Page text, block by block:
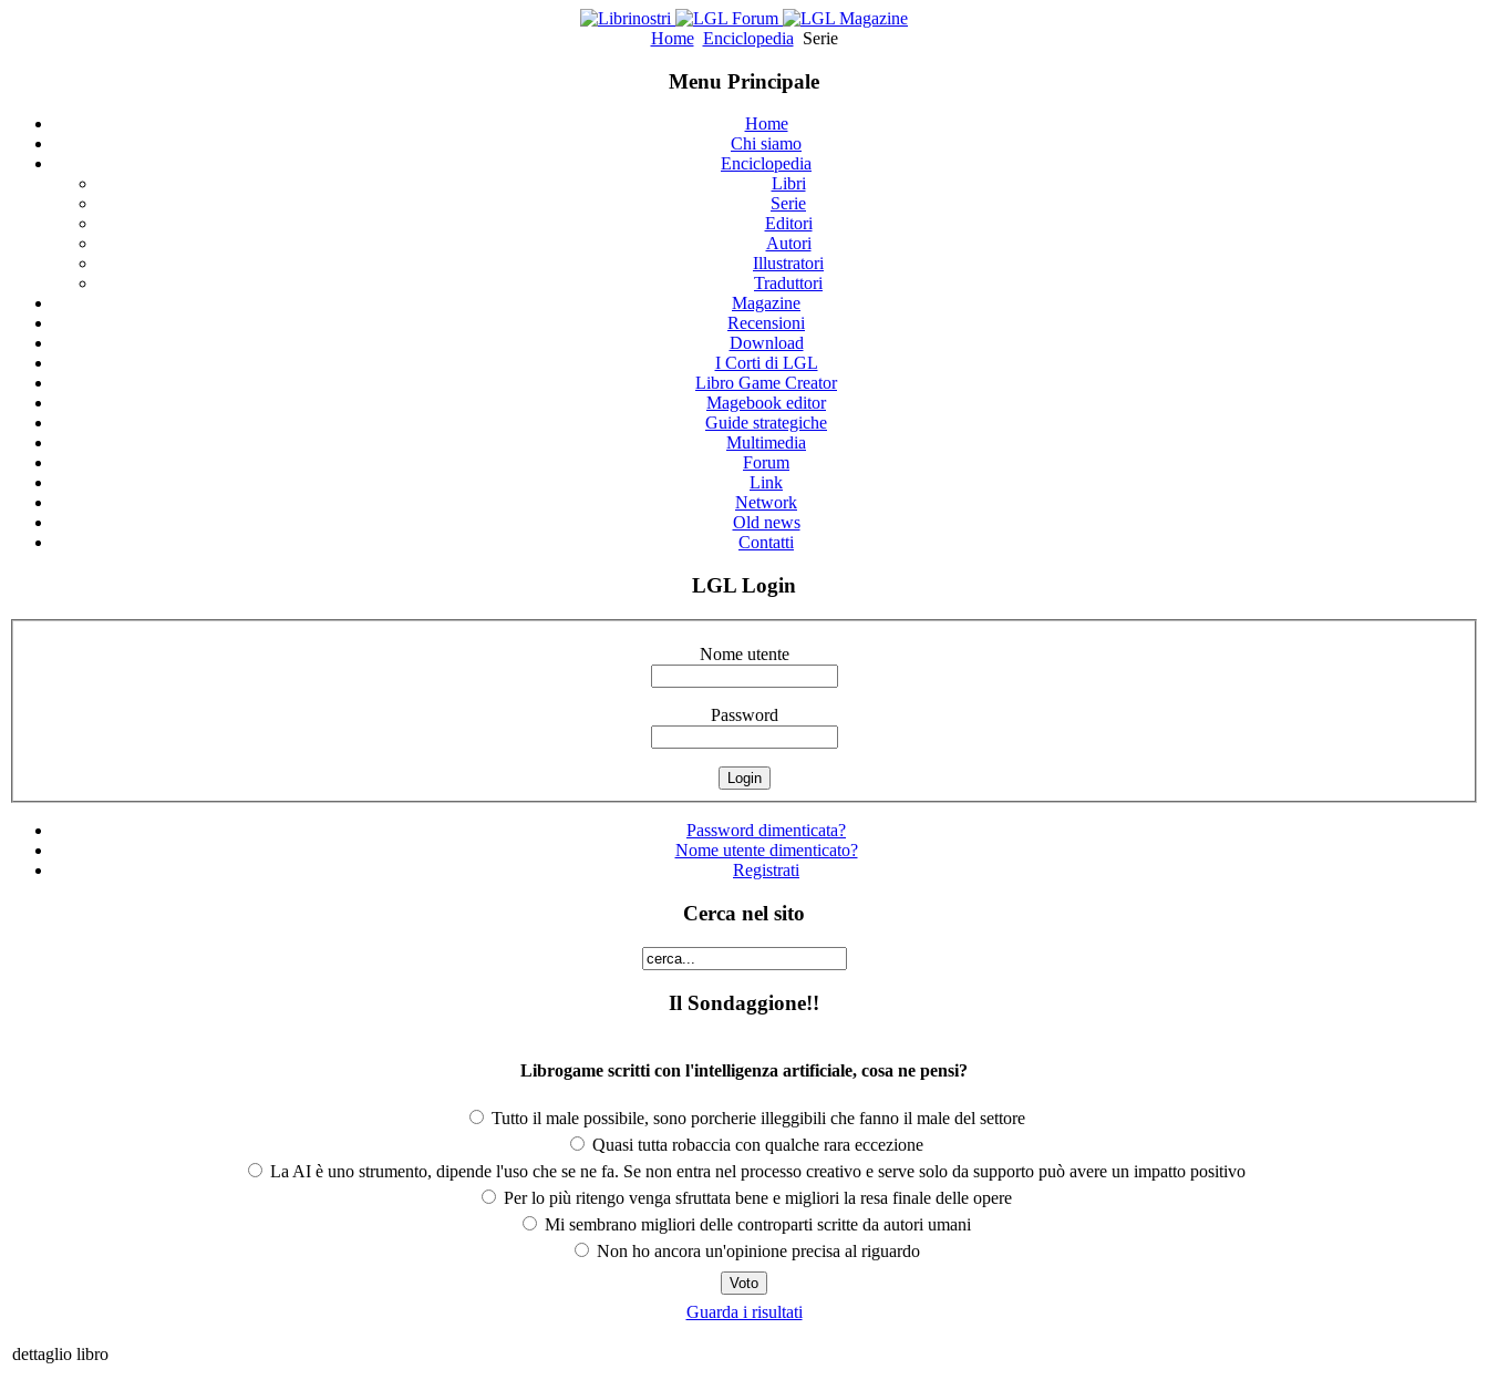
Home Enciclopedia Serie
Menu Principale
Home
Chi siamo
Enciclopedia
Libri
Serie
Editori
Autori
Illustratori
Traduttori
Magazine
Recensioni
Download
I Corti di LGL
Libro Game Creator
Magebook editor
Guide strategiche
Multimedia
Forum
Link
Network
Old news
Contatti
LGL Login
Nome utente
Password
Password dimenticata?
Nome utente dimenticato?
Registrati
Cerca nel sito
Il Sondaggione!!
Librogame scritti con l'intelligenza artificiale, cosa ne pensi?
Tutto il male possibile, sono porcherie illeggibili che fanno il male del settore
Quasi tutta robaccia con qualche rara eccezione
La AI è uno strumento, dipende l'uso che se ne fa. Se non entra nel processo creativo e serve solo da supporto può avere un impatto positivo
Per lo più ritengo venga sfruttata bene e migliori la resa finale delle opere
Mi sembrano migliori delle controparti scritte da autori umani
Non ho ancora un'opinione precisa al riguardo
Guarda i risultati
dettaglio libro